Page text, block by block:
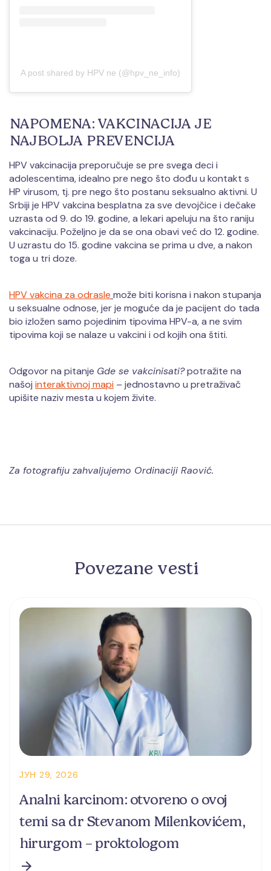
A post shared by HPV ne (@hpv_ne_info)
NAPOMENA: VAKCINACIJA JE
NAJBOLJA PREVENCIJA
HPV vakcinacija preporučuje se pre svega deci i
adolescentima, idealno pre nego što dođu u kontakt s
HP virusom, tj. pre nego što postanu seksualno aktivni. U
Srbiji je HPV vakcina besplatna za sve devojčice i dečake
uzrasta od 9. do 19. godine, a lekari apeluju na što raniju
vakcinaciju. Poželjno je da se ona obavi već do 12. godine.
U uzrastu do 15. godine vakcina se prima u dve, a nakon
toga u tri doze.
HPV vakcina za odrasle može biti korisna i nakon stupanja
u seksualne odnose, jer je moguće da je pacijent do tada
bio izložen samo pojedinim tipovima HPV-a, a ne svim
tipovima koji se nalaze u vakcini i od kojih ona štiti.
Odgovor na pitanje Gde se vakcinisati?potražite na
našoj interaktivnoj mapi – jednostavno u pretraživač
upišite naziv mesta u kojem živite.
Za fotografiju zahvaljujemo Ordinaciji Raović.
Povezane vesti
ЈУН 29, 2026
Analni karcinom: otvoreno o ovoj
temi sa dr Stevanom Milenkovićem,
hirurgom – proktologom